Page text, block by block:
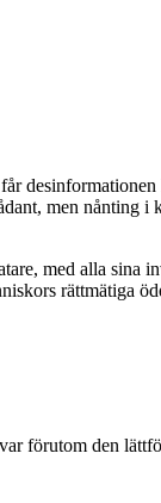
men nånting
med alla sina
rättmätiga
förutom den